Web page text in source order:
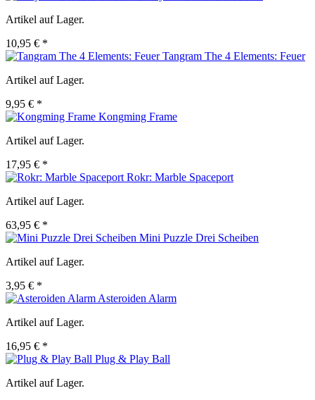
Artikel auf Lager.
10,95 € *
Tangram The 4 Elements: Feuer
Artikel auf Lager.
9,95 € *
Kongming Frame
Artikel auf Lager.
17,95 € *
Rokr: Marble Spaceport
Artikel auf Lager.
63,95 € *
Mini Puzzle Drei Scheiben
Artikel auf Lager.
3,95 € *
Asteroiden Alarm
Artikel auf Lager.
16,95 € *
Plug & Play Ball
Artikel auf Lager.